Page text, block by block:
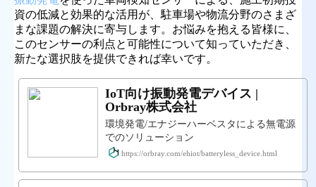
資の低減と効果的な活用が、駐車場や物流分野のさまざ
まな課題の解決に寄与します。お悩みを抱える皆様に、
このセンサーの利点と可能性について知っていただき、
新たな選択肢を提供できれば幸いです。
IoT向け振動発電デバイス |
Orbray株式会社
環境発電/エナジーハーベスタによる無電源
でのソリューション
https://orbray.com/ehiot/batteryless_device.html